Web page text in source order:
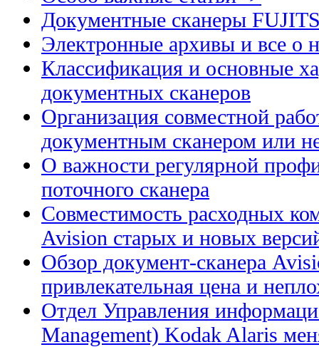
Документные сканеры
Электронные архивы и все о
Классификация и основные
документных сканеров
Организация совместной
документным сканером или
О важности регулярной
поточного сканера
Совместимость расходных
Avision старых и новых
Обзор документ-сканера
привлекательная цена и
Отдел Управления
Management) Kodak Alaris